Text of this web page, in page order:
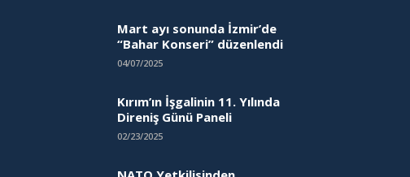
Mart ayı sonunda İzmir’de
“Bahar Konseri” düzenlendi
04/07/2025
Kırım’ın İşgalinin 11. Yılında
Direniş Günü Paneli
02/23/2025